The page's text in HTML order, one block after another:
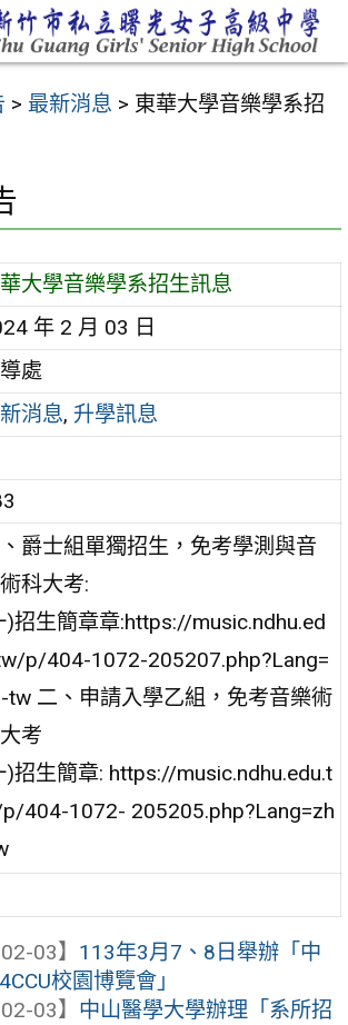
> 最新消息 > 東華大學音樂學系招
大學音樂學系招生訊息
年 2 月 03 日
處
消息, 升學訊息
爵士組單獨招生，免考學測與音
科大考:
)招生簡章章:https://music.ndhu.ed
p/404-1072-205207.php?Lang=
tw 二、申請入學乙組，免考音樂術
考
)招生簡章: https://music.ndhu.edu.t
404-1072- 205205.php?Lang=zh
03】 113年3月7、8日舉辦「中
校園博覽會」
03】 中山醫學大學辦理「系所招